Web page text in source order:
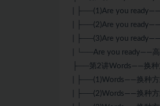
| ├──(1)Are you
| ├──(2)Are you
| ├──(3)Are you
| └──Are you ready——
├──第2讲Words——换种
| ├──(1)Words——换种
| ├──(2)Words——换种